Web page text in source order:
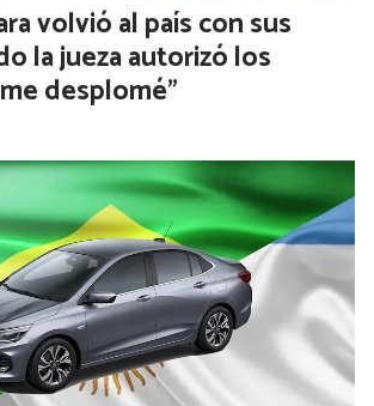
volvió al país con sus
la jueza autorizó los
desplomé”